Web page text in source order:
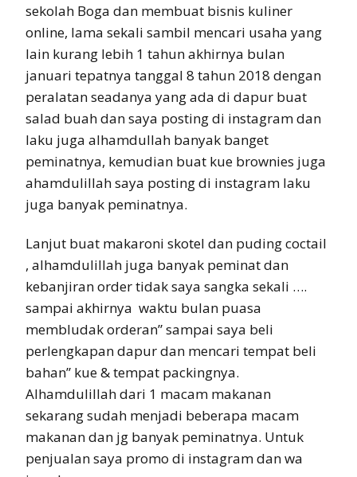
sekolah Boga dan membuat bisnis kuliner
online, lama sekali sambil mencari usaha yang
lain kurang lebih 1 tahun akhirnya bulan
januari tepatnya tanggal 8 tahun 2018 dengan
peralatan seadanya yang ada di dapur buat
salad buah dan saya posting di instagram dan
laku juga alhamdullah banyak banget
peminatnya, kemudian buat kue brownies juga
ahamdulillah saya posting di instagram laku
juga banyak peminatnya.
Lanjut buat makaroni skotel dan puding coctail
, alhamdulillah juga banyak peminat dan
kebanjiran order tidak saya sangka sekali ….
sampai akhirnya waktu bulan puasa
membludak orderan” sampai saya beli
perlengkapan dapur dan mencari tempat beli
bahan” kue & tempat packingnya.
Alhamdulillah dari 1 macam makanan
sekarang sudah menjadi beberapa macam
makanan dan jg banyak peminatnya. Untuk
penjualan saya promo di instagram dan wa